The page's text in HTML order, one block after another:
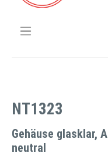
NT1323
Gehäuse glasklar,
neutral